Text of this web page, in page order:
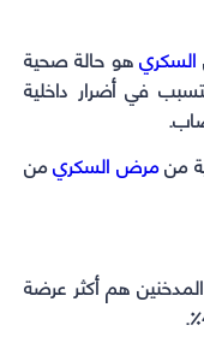
السكريهو حالة صحية
في أضرار داخلية
منمرض السكريمن
المدخنين هم أكثر عرضة
(Opens
in
new
(Opens
in
new
(Opens
in